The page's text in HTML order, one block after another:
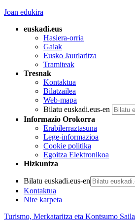
Joan edukira
euskadi.eus
Hasiera-orria
Gaiak
Eusko Jaurlaritza
Tramiteak
Tresnak
Kontaktua
Bilatzailea
Web-mapa
Bilatu euskadi.eus-en
Informazio Orokorra
Erabilerraztasuna
Lege-informazioa
Cookie politika
Egoitza Elektronikoa
Hizkuntza
Bilatu euskadi.eus-en
Kontaktua
Nire karpeta
Turismo, Merkataritza eta Kontsumo Saila